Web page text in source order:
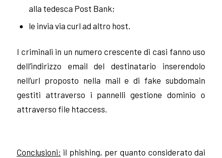
alla tedesca Post Bank;
le invia via curl ad altro host.
I criminali in un numero crescente di casi fanno uso
dell’indirizzo email del destinatario inserendolo
nell’url proposto nella mail e di fake subdomain
gestiti attraverso i pannelli gestione dominio o
attraverso file htaccess.
Conclusioni: il phishing, per quanto considerato dai